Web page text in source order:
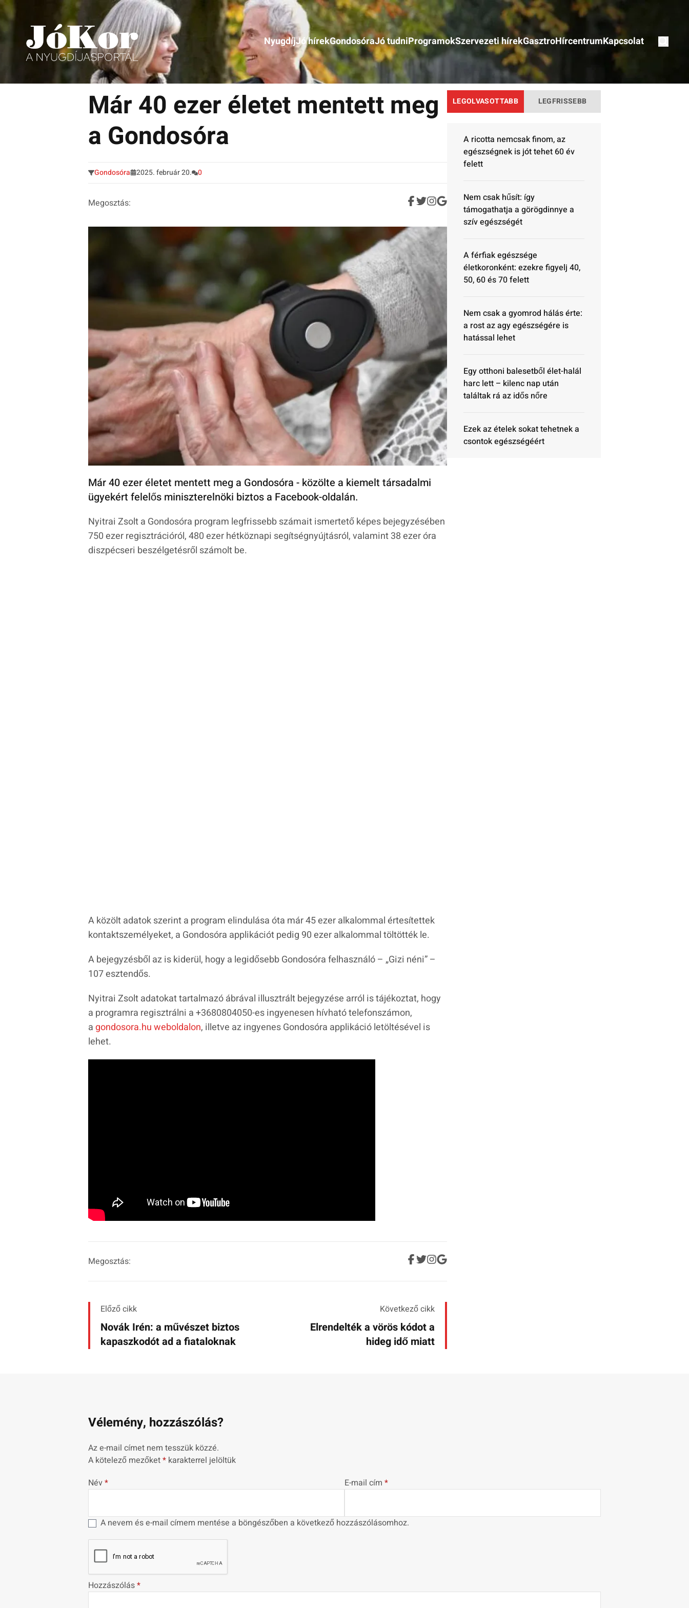
a
Tudnivalók, érdekességek idősek számára.
NyugdíjJó hírekGondosóraJó tudniProgramokSzervezeti hírekGasztroHírcentrumKapcsolat
Már 40 ezer életet mentett meg
a Gondosóra
Gondosóra 2025. február 20. 0
Megosztás:
Már 40 ezer életet mentett meg a Gondosóra - közölte a kiemelt társadalmi
ügyekért felelős miniszterelnöki biztos a Facebook-oldalán.
Nyitrai Zsolt a Gondosóra program legfrissebb számait ismertető képes bejegyzésében
750 ezer regisztrációról, 480 ezer hétköznapi segítségnyújtásról, valamint 38 ezer óra
diszpécseri beszélgetésről számolt be.
A közölt adatok szerint a program elindulása óta már 45 ezer alkalommal értesítettek
kontaktszemélyeket, a Gondosóra applikációt pedig 90 ezer alkalommal töltötték le.
A bejegyzésből az is kiderül, hogy a legidősebb Gondosóra felhasználó – „Gizi néni”–
107 esztendős.
Nyitrai Zsolt adatokat tartalmazó ábrával illusztrált bejegyzése arról is tájékoztat, hogy
a programra regisztrálni a +3680804050-es ingyenesen hívható telefonszámon,
agondosora.hu weboldalon, illetve az ingyenes Gondosóra applikáció letöltésével is
lehet.
Megosztás:
Előző cikk
Novák Irén: a művészet biztos
kapaszkodót ad a fiataloknak
Következő cikk
Elrendelték a vörös kódot a
hideg idő miatt
LEGOLVASOTTABB LEGFRISSEBB
A ricotta nemcsak finom, az
egészségnek is jót tehet 60 év
felett
Nem csak hűsít: így
támogathatja a görögdinnye a
szív egészségét
A férfiak egészsége
életkoronként: ezekre figyelj 40,
50, 60 és 70 felett
Nem csak a gyomrod hálás érte:
a rost az agy egészségére is
hatással lehet
Egy otthoni balesetből élet-halál
harc lett – kilenc nap után
találtak rá az idős nőre
Ezek az ételek sokat tehetnek a
csontok egészségéért
Vélemény, hozzászólás?
Az e-mail címet nem tesszük közzé.
A kötelező mezőket* karakterrel jelöltük
Név* E-mail cím *
A nevem és e-mail címem mentése a böngészőben a következő hozzászólásomhoz.
Hozzászólás*